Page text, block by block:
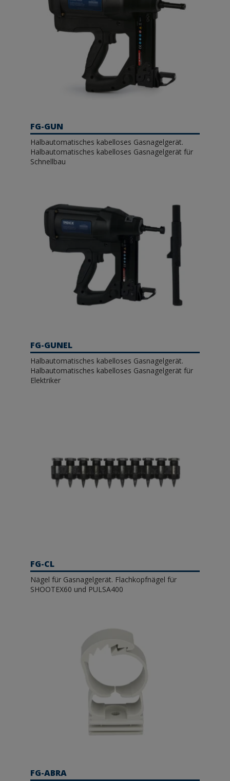
FG-GUN
Halbautomatisches kabelloses Gasnagelgerät.
Halbautomatisches kabelloses Gasnagelgerät für
Schnellbau
FG-GUNEL
Halbautomatisches kabelloses Gasnagelgerät.
Halbautomatisches kabelloses Gasnagelgerät für
Elektriker
FG-CL
Nägel für Gasnagelgerät. Flachkopfnägel für
SHOOTEX60 und PULSA400
FG-ABRA